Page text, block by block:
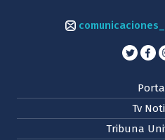
Tv
Tribuna